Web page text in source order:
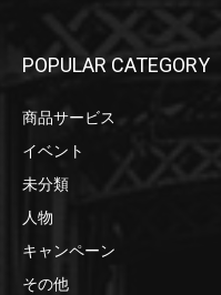
POPULAR CATEGORY
商品サービス
イベント
未分類
人物
キャンペーン
その他